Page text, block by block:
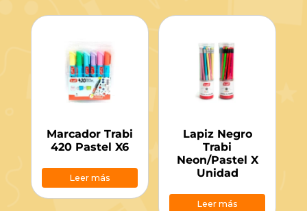
Marcador Trabi
420 Pastel X6
Leer más
Lapiz Negro
Trabi
Neon/Pastel X
Unidad
Leer más